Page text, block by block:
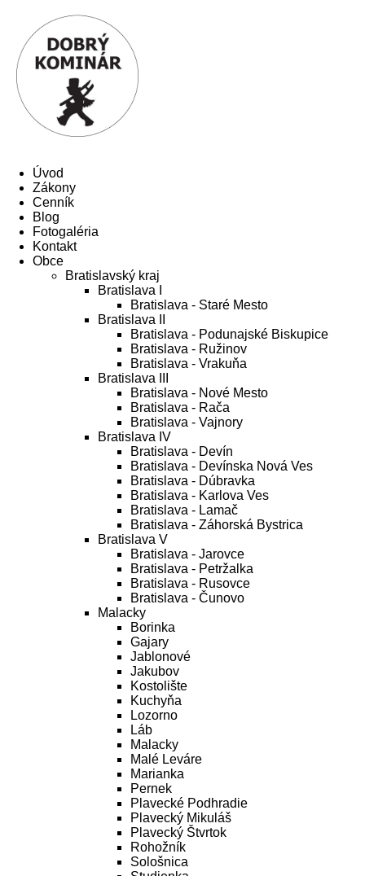
Úvod
Zákony
Cenník
Blog
Fotogaléria
Kontakt
Obce
Bratislavský kraj
Bratislava I
Bratislava - Staré Mesto
Bratislava II
Bratislava - Podunajské Biskupice
Bratislava - Ružinov
Bratislava - Vrakuňa
Bratislava III
Bratislava - Nové Mesto
Bratislava - Rača
Bratislava - Vajnory
Bratislava IV
Bratislava - Devín
Bratislava - Devínska Nová Ves
Bratislava - Dúbravka
Bratislava - Karlova Ves
Bratislava - Lamač
Bratislava - Záhorská Bystrica
Bratislava V
Bratislava - Jarovce
Bratislava - Petržalka
Bratislava - Rusovce
Bratislava - Čunovo
Malacky
Borinka
Gajary
Jablonové
Jakubov
Kostolište
Kuchyňa
Lozorno
Láb
Malacky
Malé Leváre
Marianka
Pernek
Plavecké Podhradie
Plavecký Mikuláš
Plavecký Štvrtok
Rohožník
Sološnica